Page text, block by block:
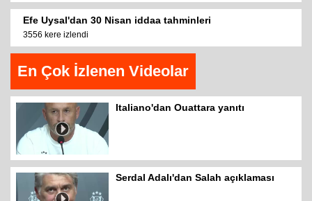
Efe Uysal'dan 30 Nisan iddaa tahminleri
3556 kere izlendi
En Çok İzlenen Videolar
Italiano'dan Ouattara yanıtı
Serdal Adalı'dan Salah açıklaması